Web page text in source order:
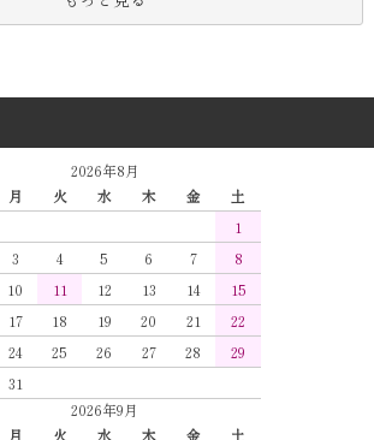
2026年8月
月 火 水 木 金
土
1
3 4 5 6 7
8
10 11 12 13 14
15
17 18 19 20 21
22
24 25 26 27 28
29
31
2026年9月
月 火 水 木 金
土